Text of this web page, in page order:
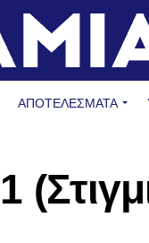
ΑΠΟΤΕΛΕΣΜΑΤΑ